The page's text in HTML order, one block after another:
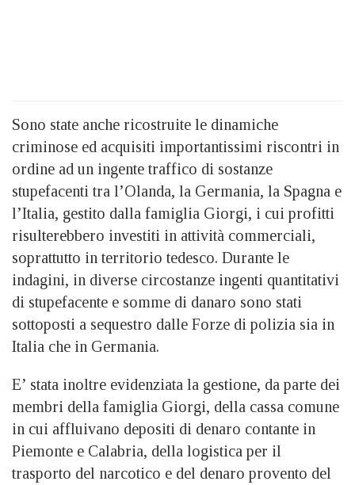
Sono state anche ricostruite le dinamiche
criminose ed acquisiti importantissimi riscontri in
ordine ad un ingente traffico di sostanze
stupefacenti tra l’Olanda, la Germania, la Spagna e
l’Italia, gestito dalla famiglia Giorgi, i cui profitti
risulterebbero investiti in attività commerciali,
soprattutto in territorio tedesco. Durante le
indagini, in diverse circostanze ingenti quantitativi
di stupefacente e somme di danaro sono stati
sottoposti a sequestro dalle Forze di polizia sia in
Italia che in Germania.
E’ stata inoltre evidenziata la gestione, da parte dei
membri della famiglia Giorgi, della cassa comune
in cui affluivano depositi di denaro contante in
Piemonte e Calabria, della logistica per il
trasporto del narcotico e del denaro provento del